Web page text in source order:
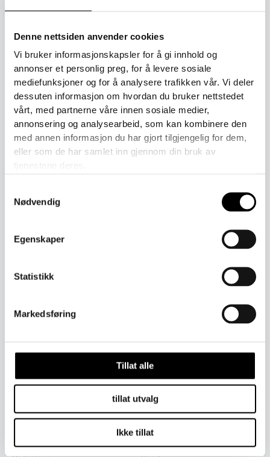
Denne nettsiden anvender cookies
Vi bruker informasjonskapsler for å gi innhold og
annonser et personlig preg, for å levere sosiale
mediefunksjoner og for å analysere trafikken vår. Vi deler
dessuten informasjon om hvordan du bruker nettstedet
vårt, med partnerne våre innen sosiale medier,
annonsering og analysearbeid, som kan kombinere den
med annen informasjon du har gjort tilgjengelig for dem,
eller som de har samlet inn gjennom din bruk av
tjenestene deres.
Nødvendig
Egenskaper
Statistikk
Markedsføring
Tillat alle
tillat utvalg
Ikke tillat
Produktnummer:70112
Toll er inkludert i prisen ved kjøp.
Beskrivelse
Tilleggsinformasjon
En lue i silkeull med dusk, som passer til vår/høst og mildere
elastan (3 %) forlenger levetiden og øker komforten.
hodeomkrets på 54 cm og større.
Relaterte produkter
produktet
flere
varianter.
kan
velges
produktet
flere
kan